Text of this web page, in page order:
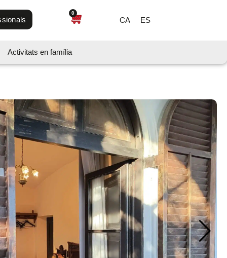
0
CA ES
Activitats en família